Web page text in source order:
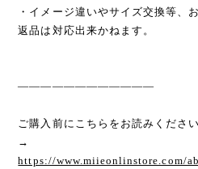
・イメージ違いやサイズ交換等、
返品は対応出来かねます。
————————————
ご購入前にこちらをお読みください
→
https://www.miieonlinstore.com/